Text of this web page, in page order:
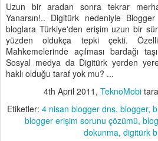
Uzun bir aradan sonra tekrar
Yanarsın!.. Digitürk nedeniyle Blogger
bloglara Türkiye'den erişim uzun bir
yüzden oldukça tepki çekti.
Mahkemelerinde açılması bardağı
Sosyal medya da Digitürk yerden
haklı olduğu taraf yok mu? ...
4th April 2011 , TeknoMobi
Etiketler: 4 nisan blogger dns blogger
blogger erişim sorunu çözümü
dokunma digitürk